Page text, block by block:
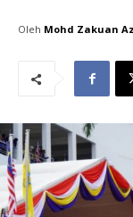
Mohd Zakuan